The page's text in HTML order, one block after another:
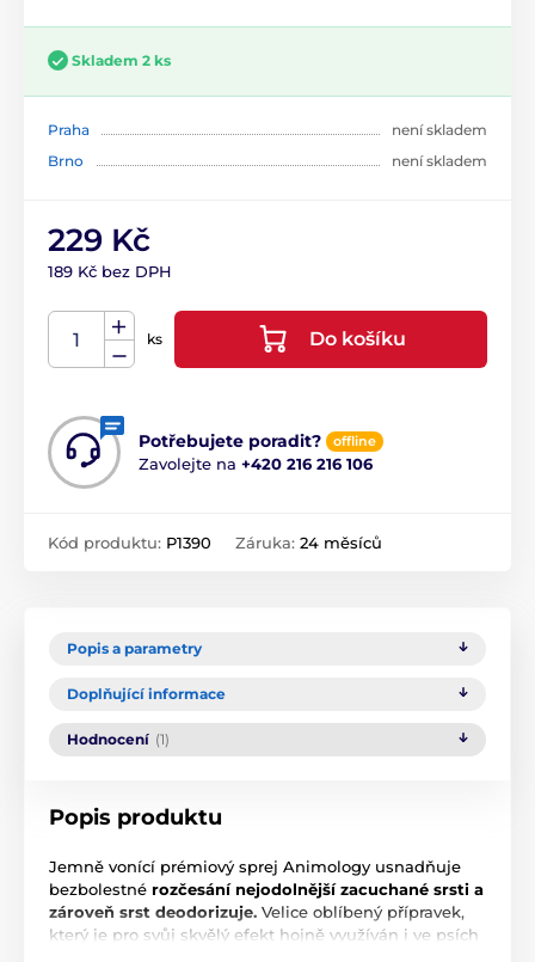
Skladem 2 ks
Praha
není skladem
Brno
není skladem
229 Kč
189 Kč bez DPH
ks Do košíku
Potřebujete poradit? offline
Zavolejte na +420 216 216 106
Kód produktu: P1390 Záruka: 24 měsíců
Popis a parametry
Doplňující informace
Hodnocení (1)
Popis produktu
Jemně vonící prémiový sprej Animology usnadňuje
bezbolestné rozčesání nejodolnější zacuchané srsti a
zároveň srst deodorizuje. Velice oblíbený přípravek,
který je pro svůj skvělý efekt hojně využíván i ve psích